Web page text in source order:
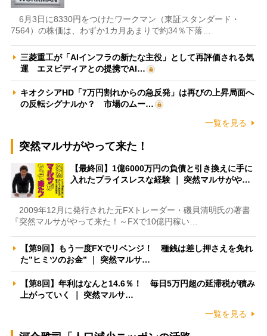
6月3日に8330円をつけたワークマン（東証スタンダード・
7564）の株価は、わずか1カ月あまりで約34％下落…
三菱重工が「AIインフラの新たな主役」として再評価される気
運 エヌビディアとの提携でAI…
キオクシアHD「7万円割れからの急反発」は再びの上昇局面へ
の反転シグナルか？ 市場のムー…
一覧を見る
突然マルサがやって来た！
【最終回】1億6000万円の負債と引き換えに手に
入れたプライスレスな経験 ｜ 突然マルサがや…
2009年12月に発行された元FXトレーダー・磯貝清明氏の著書
『突然マルサがやって来た！～FXで10億円稼い…
【第9回】もう一度FXでリベンジ！ 種銭は差し押さえを免れ
た”ヒミツのお金” ｜ 突然マルサ…
【第8回】年利はなんと14.6％！ 毎日5万円超の延滞税が積み
上がっていく ｜ 突然マルサ…
一覧を見る